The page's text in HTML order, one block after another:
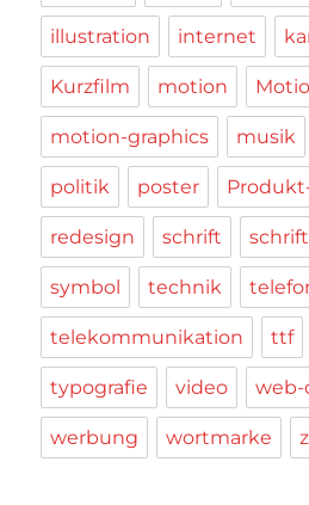
illustration internet
Kurzfilm motion
motion-graphics musik
politik poster
redesign schrift
symbol technik
telekommunikation ttf
typografie video web-
werbung wortmarke